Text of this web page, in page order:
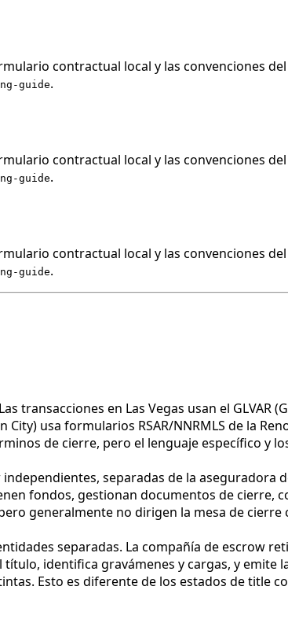
contractual local y las convenciones
guide.
contractual local y las convenciones
guide.
contractual local y las convenciones
guide.
en Las Vegas usan el GLVAR
usa formularios RSAR/NNRMLS de la
de cierre, pero el lenguaje específico y
separadas de la
fondos, gestionan documentos de cierre,
generalmente no dirigen la mesa de
separadas. La compañía de escrow
identifica gravámenes y cargas, y emite
Esto es diferente de los estados de title